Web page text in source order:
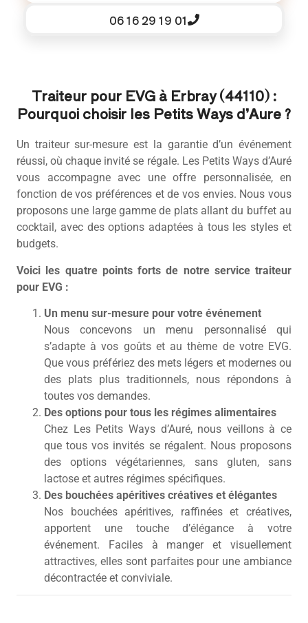
06 16 29 19 01
Traiteur pour EVG à Erbray (44110) :
Pourquoi choisir les Petits Ways d’Aure ?
Un traiteur sur-mesure est la garantie d’un événement
réussi, où chaque invité se régale. Les Petits Ways d’Auré
vous accompagne avec une offre personnalisée, en
fonction de vos préférences et de vos envies. Nous vous
proposons une large gamme de plats allant du buffet au
cocktail, avec des options adaptées à tous les styles et
budgets.
Voici les quatre points forts de notre service traiteur
pour EVG :
Un menu sur-mesure pour votre événement
Nous concevons un menu personnalisé qui
s’adapte à vos goûts et au thème de votre EVG.
Que vous préfériez des mets légers et modernes ou
des plats plus traditionnels, nous répondons à
toutes vos demandes.
Des options pour tous les régimes alimentaires
Chez Les Petits Ways d’Auré, nous veillons à ce
que tous vos invités se régalent. Nous proposons
des options végétariennes, sans gluten, sans
lactose et autres régimes spécifiques.
Des bouchées apéritives créatives et élégantes
Nos bouchées apéritives, raffinées et créatives,
apportent une touche d’élégance à votre
événement. Faciles à manger et visuellement
attractives, elles sont parfaites pour une ambiance
décontractée et conviviale.